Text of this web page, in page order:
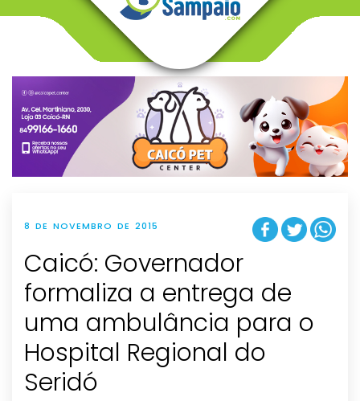
v
g
t
i
o
n
8 DE NOVEMBRO DE 2015
Caicó: Governador
formaliza a entrega de
uma ambulância para o
Hospital Regional do
Seridó